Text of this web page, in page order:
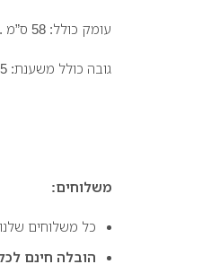
עומק כולל: 58 ס”מ .
גובה כולל משענת: 85 ס”מ.
משלוחים:
כל משלוחים
הובלה חינם